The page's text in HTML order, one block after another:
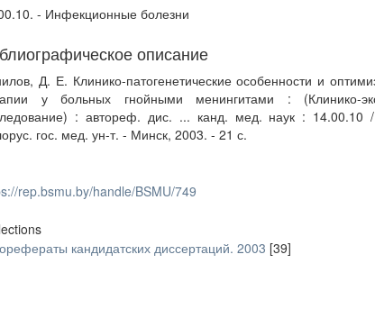
- Инфекционные болезни
описание
Д. Е. Клинико-патогенетические особенности и
у больных гнойными менингитами : (Клинико-
: автореф. дис. ... канд. мед. наук :
гос. мед. ун-т. - Минск, 2003. - 21 с.
rep.bsmu.by/handle/BSMU/749
кандидатских диссертаций. 2003 [39]